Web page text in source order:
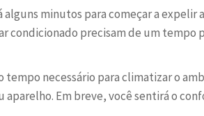
minutos para começar a expelir
precisam de um tempo
necessário para climatizar o
Em breve, você sentirá o